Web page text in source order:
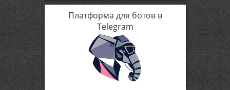
Платформа для ботов в
Telegram